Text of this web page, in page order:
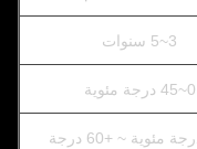
3~5 سنوات
0~45 درجة مئوية
-20 درجة مئوية ~ +60 درجة